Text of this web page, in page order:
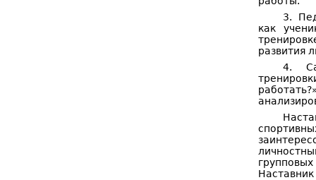
3.
как
развития
4.